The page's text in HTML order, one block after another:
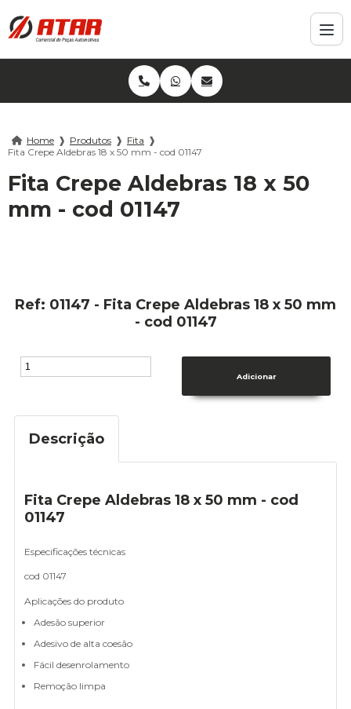
Home ❱ Produtos ❱ Fita ❱
Fita Crepe Aldebras 18 x 50 mm - cod 01147
Fita Crepe Aldebras 18 x 50
mm - cod 01147
Ref: 01147 - Fita Crepe Aldebras 18 x 50 mm
- cod 01147
Descrição
Fita Crepe Aldebras 18 x 50 mm - cod
01147
Especificações técnicas
cod 01147
Aplicações do produto
Adesão superior
Adesivo de alta coesão
Fácil desenrolamento
Remoção limpa